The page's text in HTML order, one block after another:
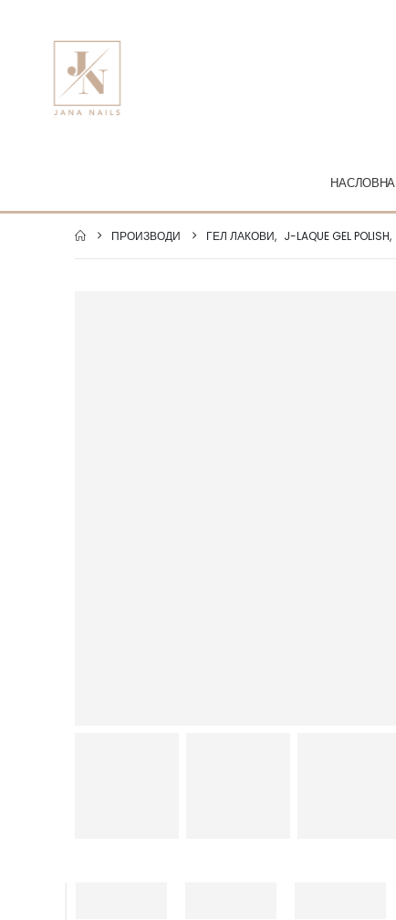
НАСЛОВНА
ПРОИЗВОДИ ГЕЛ ЛАКОВИ, J-LAQUE GEL POLISH,